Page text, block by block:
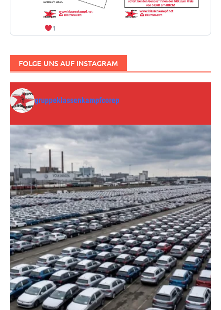
1
FOLGE UNS AUF INSTAGRAM
gruppeklassenkampfcorep